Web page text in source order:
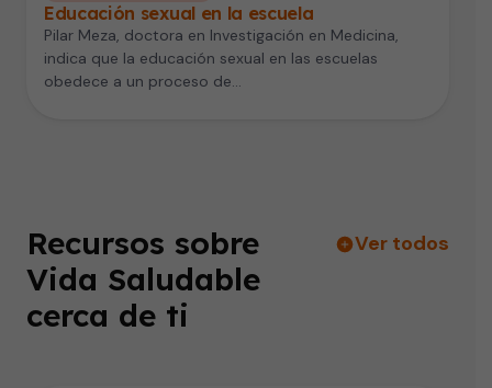
Educación sexual en la escuela
Pilar Meza, doctora en Investigación en Medicina,
indica que la educación sexual en las escuelas
obedece a un proceso de…
Recursos sobre
Vida Saludable
cerca de ti
Ver todos